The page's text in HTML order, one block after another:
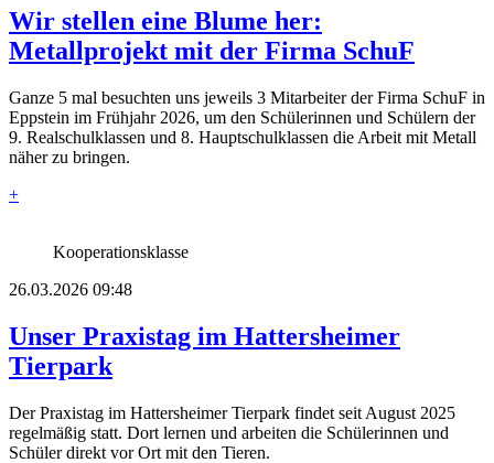
Wir stellen eine Blume her:
Metallprojekt mit der Firma SchuF
Ganze 5 mal besuchten uns jeweils 3 Mitarbeiter der Firma SchuF in
Eppstein im Frühjahr 2026, um den Schülerinnen und Schülern der
9. Realschulklassen und 8. Hauptschulklassen die Arbeit mit Metall
näher zu bringen.
+
Kooperationsklasse
26.03.2026 09:48
Unser Praxistag im Hattersheimer
Tierpark​
Der Praxistag im Hattersheimer Tierpark findet seit August 2025
regelmäßig statt. Dort lernen und arbeiten die Schülerinnen und
Schüler direkt vor Ort mit den Tieren.